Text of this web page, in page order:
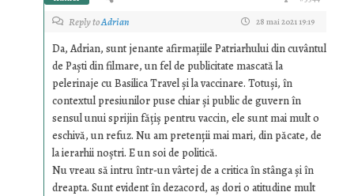
Reply toAdrian 28 mai 2021 19:19
Da, Adrian, sunt jenante afirmațiile Patriarhului din cuvântul
de Paști din filmare, un fel de publicitate mascată la
pelerinaje cu Basilica Travel și la vaccinare. Totuși, în
contextul presiunilor puse chiar și public de guvern în
sensul unui sprijin fățiș pentru vaccin, ele sunt mai mult o
eschivă, un refuz. Nu am pretenții mai mari, din păcate, de
la ierarhii noștri. E un soi de politică.
Nu vreau să intru într-un vârtej de a critica în stânga și în
dreapta. Sunt evident în dezacord, aș dori o atitudine mult